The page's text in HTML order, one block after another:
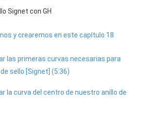
Signet con GH
y crearemos en este capítulo 18
las primeras curvas necesarias para
sello [Signet] (5:36)
la curva del centro de nuestro anillo de